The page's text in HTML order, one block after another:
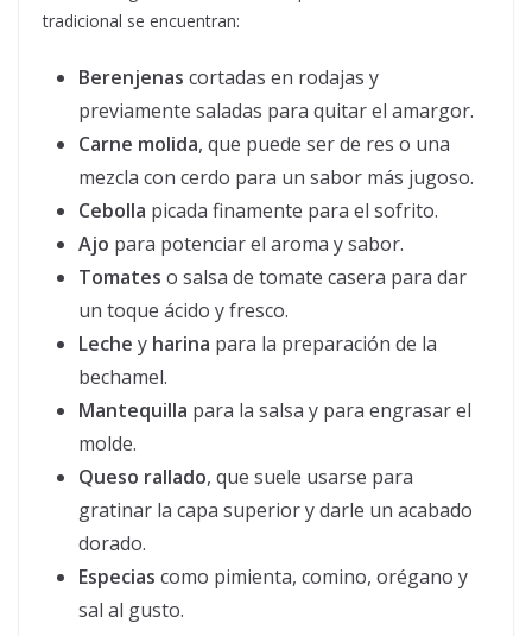
tradicional se encuentran:
Berenjenas cortadas en rodajas y
previamente saladas para quitar el amargor.
Carne molida, que puede ser de res o una
mezcla con cerdo para un sabor más jugoso.
Cebolla picada finamente para el sofrito.
Ajo para potenciar el aroma y sabor.
Tomates o salsa de tomate casera para dar
un toque ácido y fresco.
Leche y harina para la preparación de la
bechamel.
Mantequilla para la salsa y para engrasar el
molde.
Queso rallado, que suele usarse para
gratinar la capa superior y darle un acabado
dorado.
Especias como pimienta, comino, orégano y
sal al gusto.